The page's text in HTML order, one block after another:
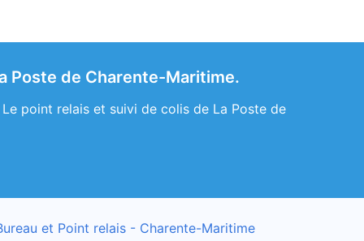
Poste de Charente-Maritime.
point relais et suivi de colis de La Poste de
et Point relais - Charente-Maritime